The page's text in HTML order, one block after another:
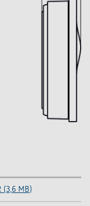
(3,6 MB)